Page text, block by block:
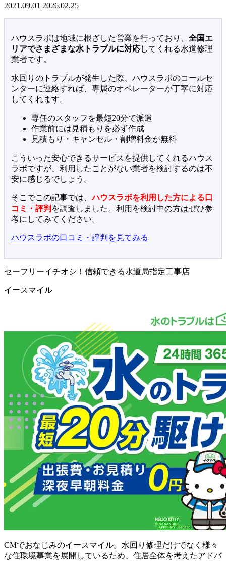
2021.09.01 2026.02.25
ハウスラボは地域に根ざした営業を行っており、 全国エ
リアでさまざまな水トラブルに対応してくれる水道修理
業者です。
水回りのトラブルが発生した際、ハウスラボのコールセ
ンターに連絡すれば、専属のオペレーターが丁寧に対応
してくれます。
専任のスタッフを最短20分で派遣
作業前には見積もりを必ず作成
見積もり・キャンセル・割増料金が無料
こういった安心できるサービスを提供してくれるハウス
ラボですが、利用したことがない業者を検討するのは不
安に感じるでしょう。
そこでこの記事では、ハウスラボを利用した方による口
コミ・評判 を調査しました。利用を検討中の方はぜひ参
考にしてみてください。
ハウスラボの口コミ・評判を見てみる
セーフリーイチオシ！信頼できる水道局指定工事店
イースマイル
CMでおなじみのイースマイル。水回り修理だけでなく様々
な住環境事業を展開しているため、住居全体を考えたアドバ